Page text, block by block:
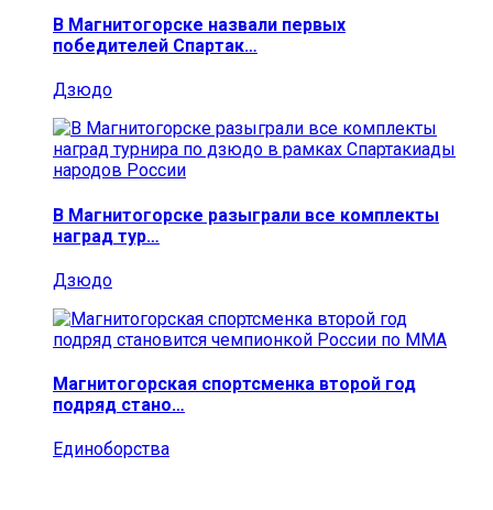
В Магнитогорске назвали первых
победителей Спартак…
Дзюдо
В Магнитогорске разыграли все комплекты
наград тур…
Дзюдо
Магнитогорская спортсменка второй год
подряд стано…
Единоборства